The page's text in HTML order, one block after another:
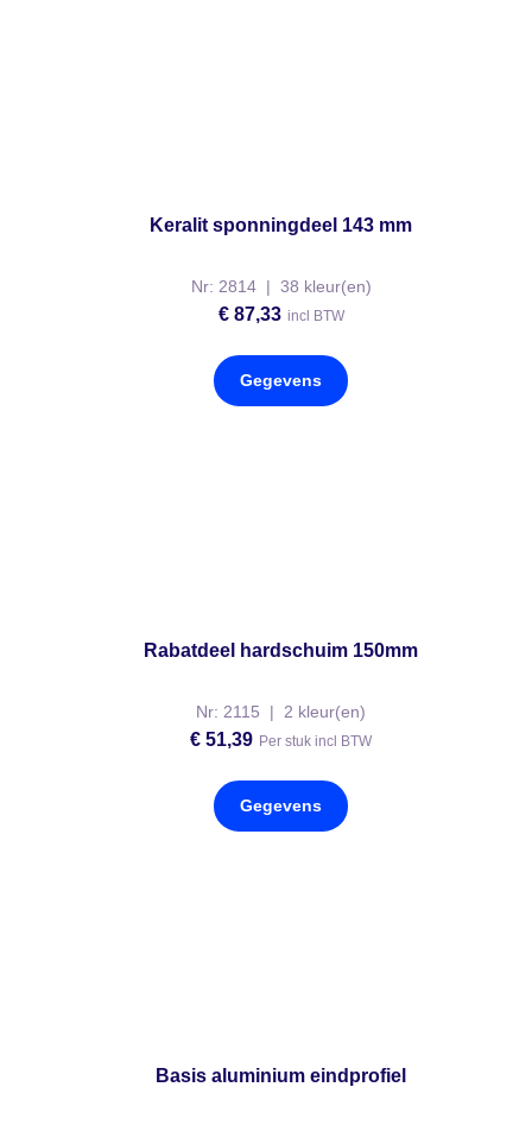
Keralit sponningdeel 143 mm
Nr: 2814 | 38 kleur(en)
€87,33 incl BTW
Gegevens
Rabatdeel hardschuim 150mm
Nr: 2115 | 2 kleur(en)
€ 51,39 Per stuk incl BTW
Gegevens
Basis aluminium eindprofiel